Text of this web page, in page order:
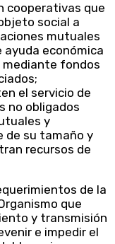
cooperativas que
social a
mutuales
económica
mediante fondos
el servicio de
no obligados
y
de su tamaño y
recursos de
de la
que
y transmisión
e impedir el